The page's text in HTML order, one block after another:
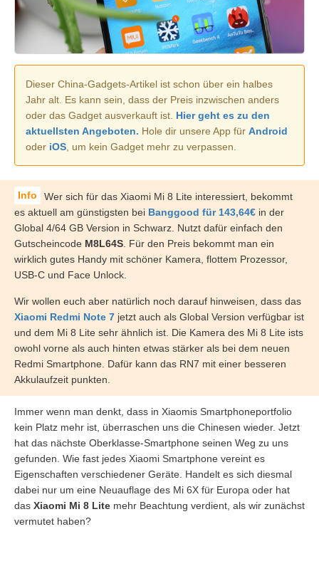
Dieser China-Gadgets-Artikel ist schon über ein halbes
Jahr alt. Es kann sein, dass der Preis inzwischen anders
oder das Gadget ausverkauft ist. Hier geht es zu den
aktuellsten Angeboten. Hole dir unsere App für Android
oder iOS , um kein Gadget mehr zu verpassen.
Wer sich für das Xiaomi Mi 8 Lite interessiert, bekommt
es aktuell am günstigsten bei Banggood für 143,64€ in der
Global 4/64 GB Version in Schwarz. Nutzt dafür einfach den
Gutscheincode M8L64S . Für den Preis bekommt man ein
wirklich gutes Handy mit schöner Kamera, flottem Prozessor,
USB-C und Face Unlock.
Wir wollen euch aber natürlich noch darauf hinweisen, dass das
Xiaomi Redmi Note 7 jetzt auch als Global Version verfügbar ist
und dem Mi 8 Lite sehr ähnlich ist. Die Kamera des Mi 8 Lite ists
owohl vorne als auch hinten etwas stärker als bei dem neuen
Redmi Smartphone. Dafür kann das RN7 mit einer besseren
Akkulaufzeit punkten.
Immer wenn man denkt, dass in Xiaomis Smartphoneportfolio
kein Platz mehr ist, überraschen uns die Chinesen wieder. Jetzt
hat das nächste Oberklasse-Smartphone seinen Weg zu uns
gefunden. Wie fast jedes Xiaomi Smartphone vereint es
Eigenschaften verschiedener Geräte. Handelt es sich diesmal
dabei nur um eine Neuauflage des Mi 6X für Europa oder hat
das Xiaomi Mi 8 Lite mehr Beachtung verdient, als wir zunächst
vermutet haben?